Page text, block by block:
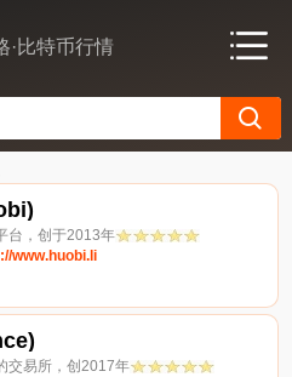
·比特币行情
台，创于2013年
www.huobi.li
交易所，创2017年